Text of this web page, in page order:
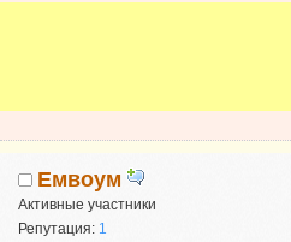
Емвоум
Активные участники
Репутация: 1